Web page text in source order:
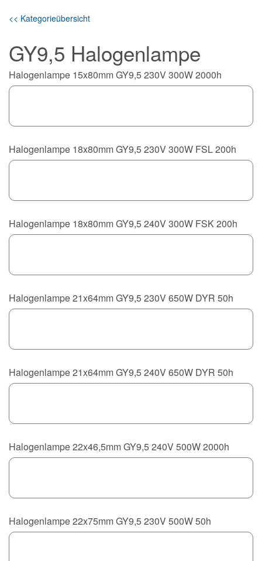
<< Kategorieübersicht
GY9,5 Halogenlampe
Halogenlampe 15x80mm GY9,5 230V 300W 2000h
Halogenlampe 18x80mm GY9,5 230V 300W FSL 200h
Halogenlampe 18x80mm GY9,5 240V 300W FSK 200h
Halogenlampe 21x64mm GY9,5 230V 650W DYR 50h
Halogenlampe 21x64mm GY9,5 240V 650W DYR 50h
Halogenlampe 22x46,5mm GY9,5 240V 500W 2000h
Halogenlampe 22x75mm GY9,5 230V 500W 50h